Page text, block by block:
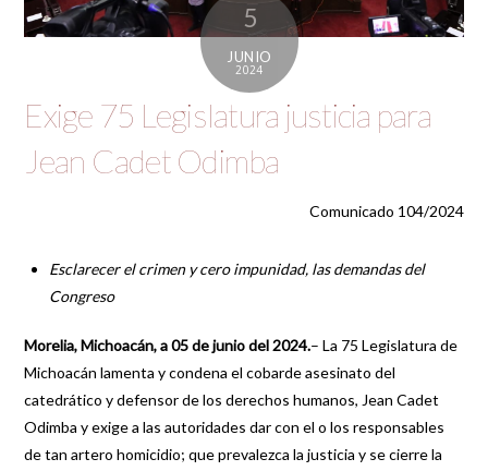
5
JUNIO
2024
Exige 75 Legislatura justicia para
Jean Cadet Odimba
Comunicado 104/2024
Esclarecer el crimen y cero impunidad, las demandas del
Congreso
Morelia, Michoacán, a 05 de junio del 2024.– La 75 Legislatura de
Michoacán lamenta y condena el cobarde asesinato del
catedrático y defensor de los derechos humanos, Jean Cadet
Odimba y exige a las autoridades dar con el o los responsables
de tan artero homicidio; que prevalezca la justicia y se cierre la